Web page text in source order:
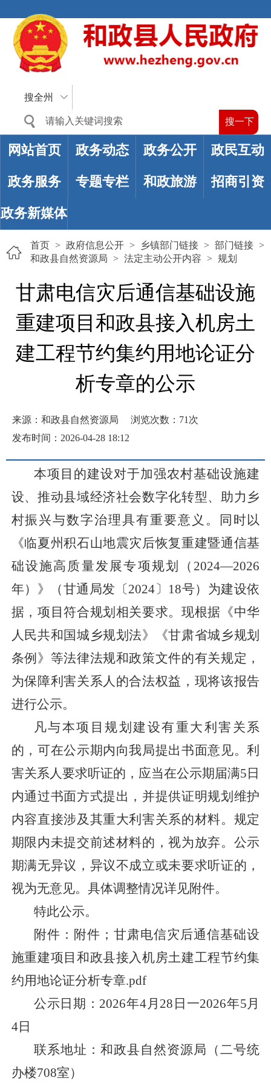
搜全州
网站首页 政务动态 政务公开 政民互动
政务服务 专题专栏 和政旅游 招商引资
政务新媒体
首页 > 政府信息公开 > 乡镇部门链接 > 部门链接 >
和政县自然资源局 > 法定主动公开内容 > 规划
甘肃电信灾后通信基础设施
重建项目和政县接入机房土
建工程节约集约用地论证分
析专章的公示
来源：和政县自然资源局 浏览次数： 71 次
发布时间：2026-04-28 18:12
本项目的建设对于加强农村基础设施建
设、推动县域经济社会数字化转型、助力乡
村振兴与数字治理具有重要意义。同时以
《临夏州积石山地震灾后恢复重建暨通信基
础设施高质量发展专项规划（ 2024—2026
年）》（甘通局发〔2024〕18号）为建设依
据，项目符合规划相关要求。现根据《中华
人民共和国城乡规划法》《甘肃省城乡规划
条例》等法律法规和政策文件的有关规定，
为保障利害关系人的合法权益，现将该报告
进行公示。
凡与本项目规划建设有重大利害关系
的，可在公示期内向我局提出书面意见。利
害关系人要求听证的，应当在公示期届满5日
内通过书面方式提出，并提供证明规划维护
内容直接涉及其重大利害关系的材料。规定
期限内未提交前述材料的，视为放弃。公示
期满无异议，异议不成立或未要求听证的，
视为无意见。具体调整情况详见附件。
特此公示。
附件： 附件；甘肃电信灾后通信基础设
施重建项目和政县接入机房土建工程节约集
约用地论证分析专章.pdf
公示日期： 2026年4月28日一2026年5月
4日
联系地址：和政县自然资源局（二号统
办楼708室）